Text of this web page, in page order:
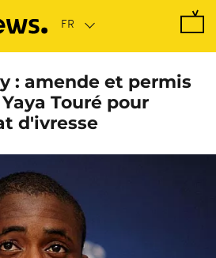
: amende et permis
Touré pour
d'ivresse